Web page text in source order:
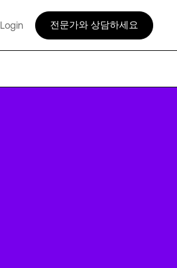
Login 전문가와 상담하세요